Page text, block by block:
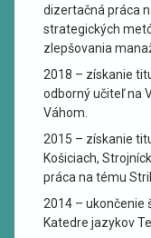
dizertačná práca
strategických
zlepšovania
2018 – získanie
odborný učiteľ na
Váhom.
2015 – získanie
Košiciach,
práca na tému
2014 – ukončenie
Katedre jazykov